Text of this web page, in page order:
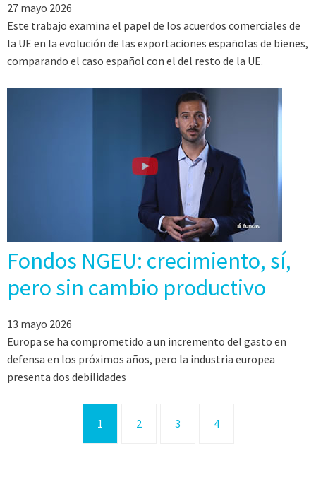
27 mayo 2026
Este trabajo examina el papel de los acuerdos comerciales de
la UE en la evolución de las exportaciones españolas de bienes,
comparando el caso español con el del resto de la UE.
Fondos NGEU: crecimiento, sí,
pero sin cambio productivo
13 mayo 2026
Europa se ha comprometido a un incremento del gasto en
defensa en los próximos años, pero la industria europea
presenta dos debilidades
1 2 3 4